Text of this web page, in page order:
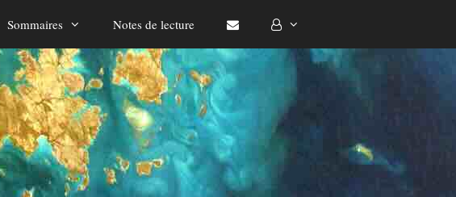
Sommaires Notes de lecture